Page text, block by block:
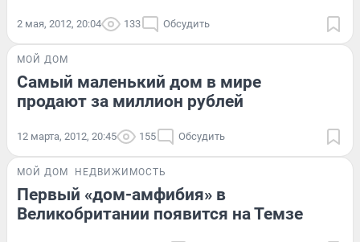
2 мая, 2012, 20:04 133 Обсудить
МОЙ ДОМ
Самый маленький дом в мире
продают за миллион рублей
12 марта, 2012, 20:45 155 Обсудить
МОЙ ДОМ НЕДВИЖИМОСТЬ
Первый «дом-амфибия» в
Великобритании появится на Темзе